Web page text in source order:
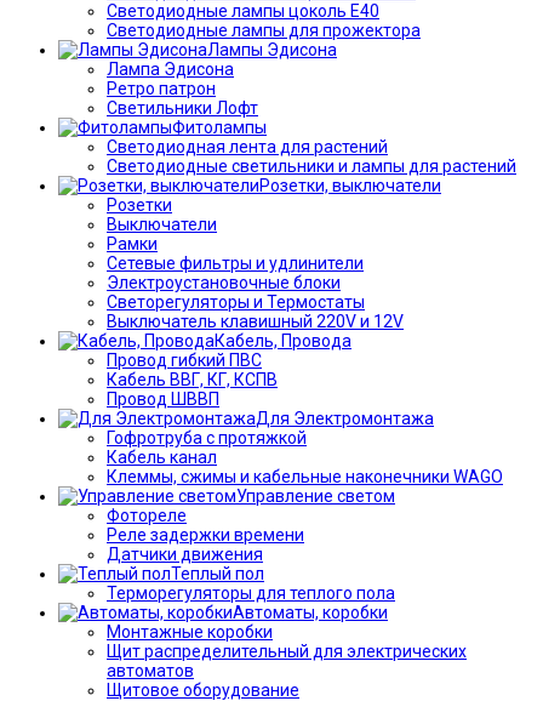
Светодиодные лампы цоколь Е40
Светодиодные лампы для прожектора
Лампы Эдисона
Лампа Эдисона
Ретро патрон
Светильники Лофт
Фитолампы
Светодиодная лента для растений
Светодиодные светильники и лампы для растений
Розетки, выключатели
Розетки
Выключатели
Рамки
Сетевые фильтры и удлинители
Электроустановочные блоки
Светорегуляторы и Термостаты
Выключатель клавишный 220V и 12V
Кабель, Провода
Провод гибкий ПВС
Кабель ВВГ, КГ, КСПВ
Провод ШВВП
Для Электромонтажа
Гофротруба с протяжкой
Кабель канал
Клеммы, сжимы и кабельные наконечники WAGO
Управление светом
Фотореле
Реле задержки времени
Датчики движения
Теплый пол
Терморегуляторы для теплого пола
Автоматы, коробки
Монтажные коробки
Щит распределительный для электрических
автоматов
Щитовое оборудование